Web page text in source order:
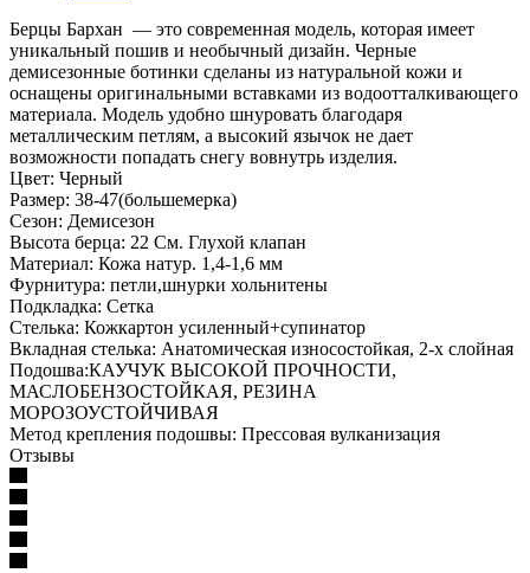
Берцы Бархан — это современная модель, которая имеет
уникальный пошив и необычный дизайн. Черные
демисезонные ботинки сделаны из натуральной кожи и
оснащены оригинальными вставками из водоотталкивающего
материала. Модель удобно шнуровать благодаря
металлическим петлям, а высокий язычок не дает
возможности попадать снегу вовнутрь изделия.
Цвет: Черный
Размер: 38-47(большемерка)
Сезон: Демисезон
Высота берца: 22 См. Глухой клапан
Материал: Кожа натур. 1,4-1,6 мм
Фурнитура: петли,шнурки хольнитены
Подкладка: Сетка
Стелька: Кожкартон усиленный+супинатор
Вкладная стелька: Анатомическая износостойкая, 2-х слойная
Подошва:КАУЧУК ВЫСОКОЙ ПРОЧНОСТИ,
МАСЛОБЕНЗОСТОЙКАЯ, РЕЗИНА
МОРОЗОУСТОЙЧИВАЯ
Метод крепления подошвы: Прессовая вулканизация
Отзывы